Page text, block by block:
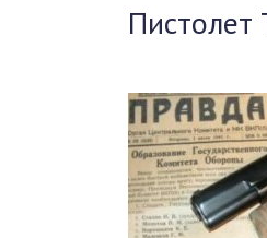
Пистолет